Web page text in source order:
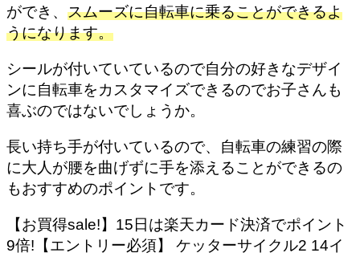
ができ、 スムーズに自転車に乗ることができるよ
うになります。
シールが付いていているので自分の好きなデザイ
ンに自転車をカスタマイズできるのでお子さんも
喜ぶのではないでしょうか。
長い持ち手が付いているので、自転車の練習の際
に大人が腰を曲げずに手を添えることができるの
もおすすめのポイントです。
【お買得sale!】15日は楽天カード決済でポイント
9倍!【エントリー必須】 ケッターサイクル2 14イ